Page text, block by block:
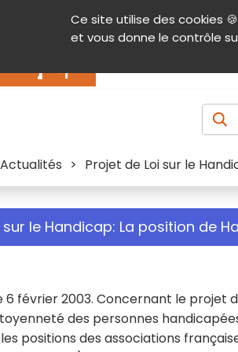
Ce site utilise des cookies 🍪
et vous donne le contrôle
Contenu Aide et accessibilité Menu
Actualités > Projet de Loi sur le
sur le Handicap: La position de
6 février 2003. Concernant le
des personnes
positions des associations